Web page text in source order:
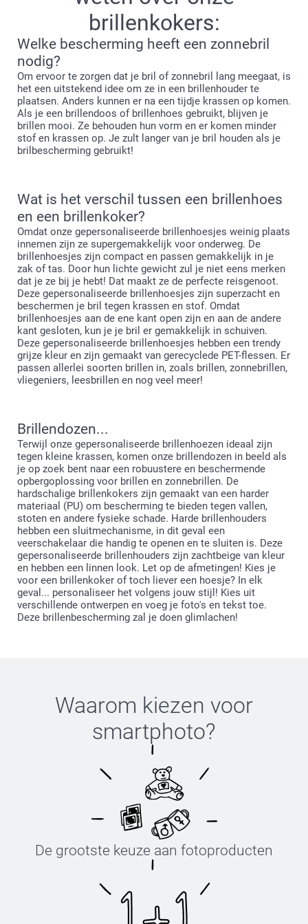
brillenkokers:
Welke bescherming heeft een zonnebril
nodig?
Om ervoor te zorgen dat je bril of zonnebril lang meegaat, is
het een uitstekend idee om ze in een brillenhouder te
plaatsen. Anders kunnen er na een tijdje krassen op komen.
Als je een brillendoos of brillenhoes gebruikt, blijven je
brillen mooi. Ze behouden hun vorm en er komen minder
stof en krassen op. Je zult langer van je bril houden als je
brilbescherming gebruikt!
Wat is het verschil tussen een brillenhoes
en een brillenkoker?
Omdat onze gepersonaliseerde brillenhoesjes weinig plaats
innemen zijn ze supergemakkelijk voor onderweg. De
brillenhoesjes zijn compact en passen gemakkelijk in je
zak of tas. Door hun lichte gewicht zul je niet eens merken
dat je ze bij je hebt! Dat maakt ze de perfecte reisgenoot.
Deze gepersonaliseerde brillenhoesjes zijn superzacht en
beschermen je bril tegen krassen en stof. Omdat
brillenhoesjes aan de ene kant open zijn en aan de andere
kant gesloten, kun je je bril er gemakkelijk in schuiven.
Deze gepersonaliseerde brillenhoesjes hebben een trendy
grijze kleur en zijn gemaakt van gerecyclede PET-flessen. Er
passen allerlei soorten brillen in, zoals brillen, zonnebrillen,
vliegeniers, leesbrillen en nog veel meer!
Brillendozen...
Terwijl onze gepersonaliseerde brillenhoezen ideaal zijn
tegen kleine krassen, komen onze brillendozen in beeld als
je op zoek bent naar een robuustere en beschermende
opbergoplossing voor brillen en zonnebrillen. De
hardschalige brillenkokers zijn gemaakt van een harder
materiaal (PU) om bescherming te bieden tegen vallen,
stoten en andere fysieke schade. Harde brillenhouders
hebben een sluitmechanisme, in dit geval een
veerschakelaar die handig te openen en te sluiten is. Deze
gepersonaliseerde brillenhouders zijn zachtbeige van kleur
en hebben een linnen look. Let op de afmetingen! Kies je
voor een brillenkoker of toch liever een hoesje? In elk
geval... personaliseer het volgens jouw stijl! Kies uit
verschillende ontwerpen en voeg je foto's en tekst toe.
Deze brillenbescherming zal je doen glimlachen!
Waarom kiezen voor
smartphoto?
De grootste keuze aan fotoproducten